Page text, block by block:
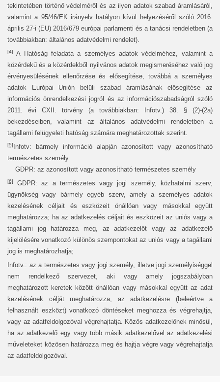
tekintetében történő védelméről és az ilyen adatok szabad áramlásáról,
valamint a 95/46/EK irányelv hatályon kívül helyezéséről szóló 2016.
április 27-i (EU) 2016/679 európai parlamenti és a tanácsi rendeletben (a
továbbiakban: általános adatvédelmi rendelet).
[4]
A Hatóság feladata a személyes adatok védelméhez, valamint a
közérdekű és a közérdekből nyilvános adatok megismeréséhez való jog
érvényesülésének ellenőrzése és elősegítése, továbbá a személyes
adatok Európai Unión belüli szabad áramlásának elősegítése az
információs önrendelkezési jogról és az információszabadságról szóló
2011. évi CXII. törvény (a továbbiakban: Infotv.) 38. § (2)-(2a)
bekezdéseiben, valamint az általános adatvédelmi rendeletben a
tagállami felügyeleti hatóság számára meghatározottak szerint.
[5] Infotv: bármely információ alapján azonosított vagy azonosítható
természetes személy
GDPR: az azonosított vagy azonosítható természetes személy
[6]
GDPR: az a természetes vagy jogi személy, közhatalmi szerv,
ügynökség vagy bármely egyéb szerv, amely a személyes adatok
kezelésének céljait és eszközeit önállóan vagy másokkal együtt
meghatározza; ha az adatkezelés céljait és eszközeit az uniós vagy a
tagállami jog határozza meg, az adatkezelőt vagy az adatkezelő
kijelölésére vonatkozó különös szempontokat az uniós vagy a tagállami
jog is meghatározhatja;
Infotv.: az a természetes vagy jogi személy, illetve jogi személyiséggel
nem rendelkező szervezet, aki vagy amely jogszabályban
meghatározott keretek között önállóan vagy másokkal együtt az adat
kezelésének célját meghatározza, az adatkezelésre (beleértve a
felhasznált eszközt) vonatkozó döntéseket meghozza és végrehajtja,
vagy az adatfeldolgozóval végrehajtatja. Közös adatkezelőnek minősül,
ha az adatkezelő egy vagy több másik adatkezelővel az adatkezelési
műveleteket közösen határozza meg és hajtja végre vagy végrehajtatja
az adatfeldolgozóval.